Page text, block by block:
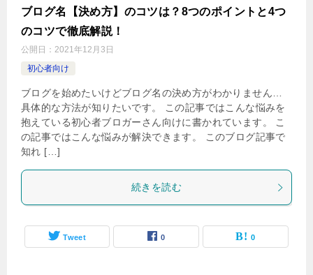
ブログ名【決め方】のコツは？8つのポイントと4つ
のコツで徹底解説！
公開日： 2021年12月3日
初心者向け
ブログを始めたいけどブログ名の決め方がわかりません…
具体的な方法が知りたいです。 この記事ではこんな悩みを
抱えている初心者ブロガーさん向けに書かれています。 こ
の記事ではこんな悩みが解決できます。 このブログ記事で
知れ […]
続きを読む
Tweet 0 0